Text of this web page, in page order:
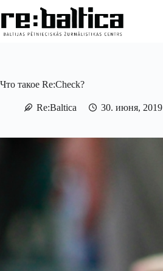
к
сути
Что такое Re:Check?
Re:Baltica 30. июня, 2019